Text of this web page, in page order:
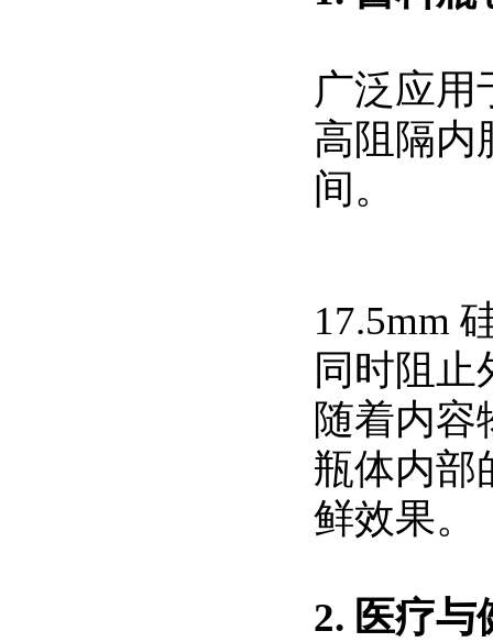
广泛应用
高阻隔内
间。
17.5mm
同时阻
随着内容
瓶体内部
鲜效果。
2. 医疗与